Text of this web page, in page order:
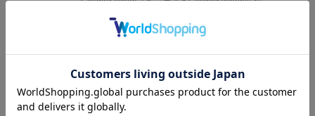
フレイアイディー
レビュー投稿で全員に30ポイントプレゼント！
レビューを書く
レビューはマイページのご注文履歴から投稿いただけます